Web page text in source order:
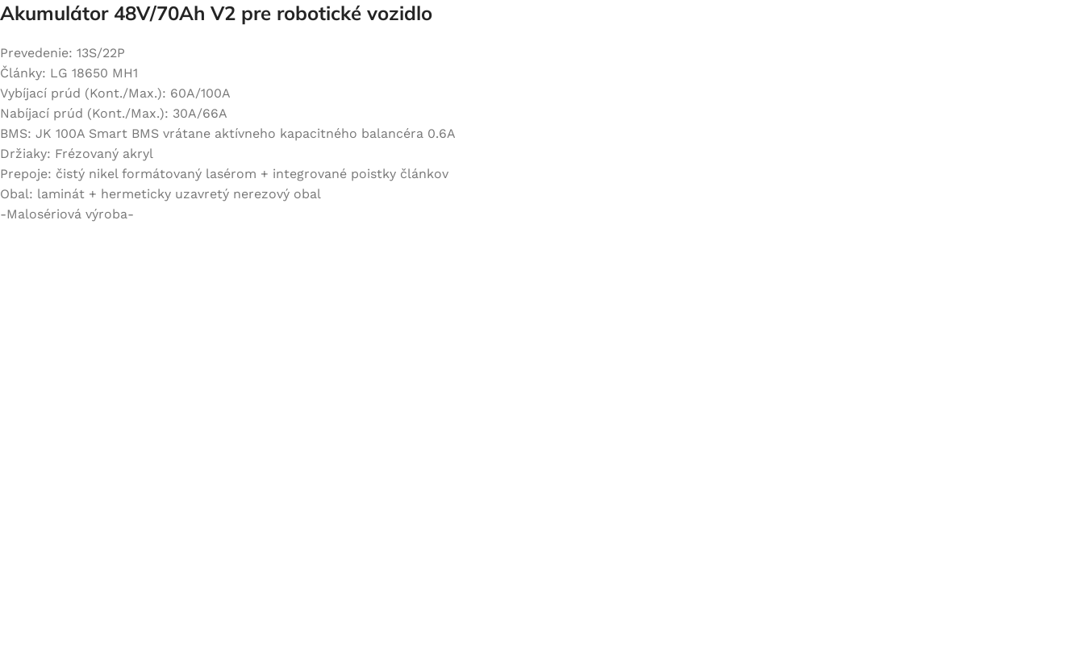
Akumulátor 48V/70Ah V2 pre robotické vozidlo
Prevedenie: 13S/22P
Články: LG 18650 MH1
Vybíjací prúd (Kont./Max.): 60A/100A
Nabíjací prúd (Kont./Max.): 30A/66A
BMS: JK 100A Smart BMS vrátane aktívneho kapacitného balancéra 0.6A
Držiaky: Frézovaný akryl
Prepoje: čistý nikel formátovaný lasérom + integrované poistky článkov
Obal: laminát + hermeticky uzavretý nerezový obal
-Malosériová výroba-